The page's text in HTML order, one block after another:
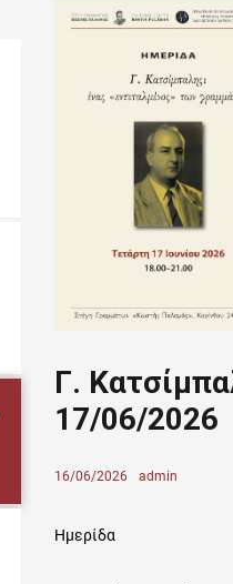
Γ.
17/06/2026
Posted
16/06/2026 Author
admin
Ημερίδα